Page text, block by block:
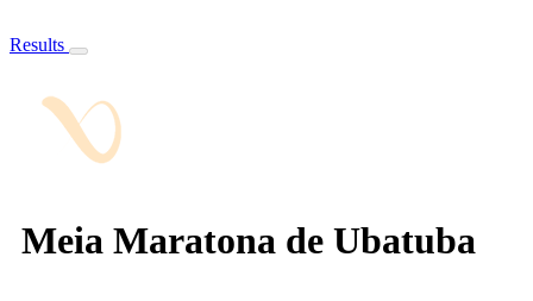
Results
Meia Maratona de Ubatuba